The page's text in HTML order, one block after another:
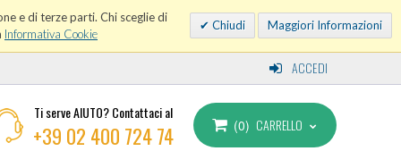
e di terze parti. Chi sceglie di
Informativa Cookie
Chiudi Maggiori Informazioni
ACCEDI
Ti serve AIUTO? Contattaci al
+39 02 400 724 74 0 CARRELLO